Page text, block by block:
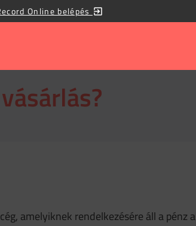
Online belépés
amelyiknek rendelkezésére áll a pénz a